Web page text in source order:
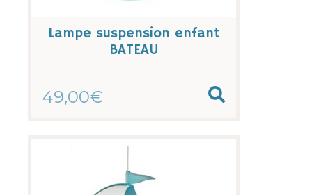
Lampe suspension enfant
BATEAU
49,00€